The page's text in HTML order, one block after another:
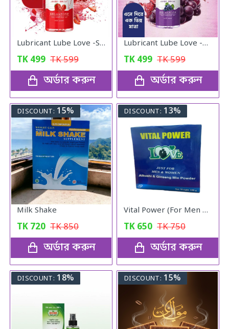
Lubricant Lube Love -Stroberry Gel
TK 499 TK599
অর্ডার করুন
Lubricant Lube Love -Blueberry Gel
TK 499 TK599
অর্ডার করুন
DISCOUNT: 15%
Milk Shake
TK 720 TK850
অর্ডার করুন
DISCOUNT: 13%
Vital Power (For Men & Woman)
TK 650 TK750
অর্ডার করুন
DISCOUNT: 18% DISCOUNT: 15%